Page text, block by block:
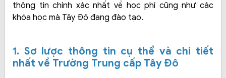
thông tin chính xác nhất về học phí cũng như các
khóa học mà Tây Đô đang đào tạo.
1. Sơ lược thông tin cụ thể và chi tiết
nhất về Trường Trung cấp Tây Đô